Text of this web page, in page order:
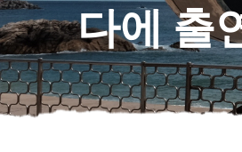
다에 출